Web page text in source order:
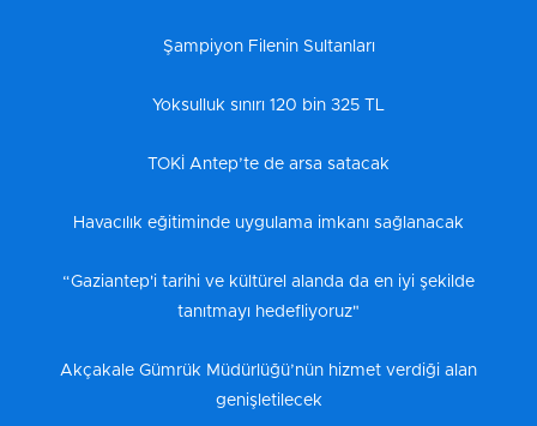
Şampiyon Filenin Sultanları
Yoksulluk sınırı 120 bin 325 TL
TOKİ Antep’te de arsa satacak
Havacılık eğitiminde uygulama imkanı sağlanacak
“Gaziantep'i tarihi ve kültürel alanda da en iyi şekilde
tanıtmayı hedefliyoruz"
Akçakale Gümrük Müdürlüğü’nün hizmet verdiği alan
genişletilecek